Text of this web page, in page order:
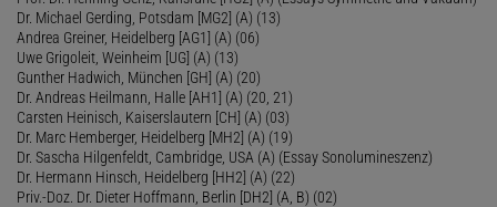
Dr. Michael Gerding, Potsdam [MG2] (A) (13)
Andrea Greiner, Heidelberg [AG1] (A) (06)
Uwe Grigoleit, Weinheim [UG] (A) (13)
Gunther Hadwich, München [GH] (A) (20)
Dr. Andreas Heilmann, Halle [AH1] (A) (20, 21)
Carsten Heinisch, Kaiserslautern [CH] (A) (03)
Dr. Marc Hemberger, Heidelberg [MH2] (A) (19)
Dr. Sascha Hilgenfeldt, Cambridge, USA (A) (Essay Sonolumineszenz)
Dr. Hermann Hinsch, Heidelberg [HH2] (A) (22)
Priv.-Doz. Dr. Dieter Hoffmann, Berlin [DH2] (A, B) (02)